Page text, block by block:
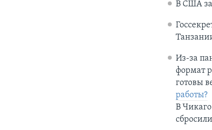
В США
Из-за
формат
готовы
работы?
В